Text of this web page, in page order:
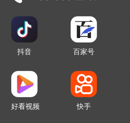
抖音 百家号
好看视频 快手